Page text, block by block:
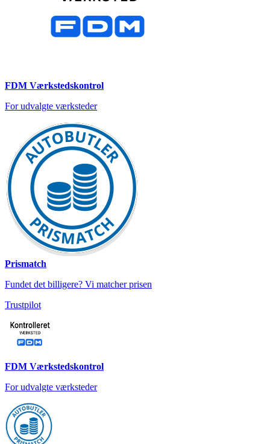
FDM Værkstedskontrol
For udvalgte værksteder
Prismatch
Fundet det billigere? Vi matcher prisen
Trustpilot
FDM Værkstedskontrol
For udvalgte værksteder